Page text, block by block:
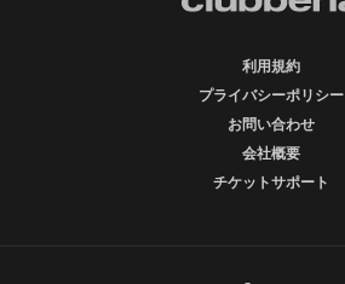
利用規約
プライバシーポリシー
お問い合わせ
会社概要
チケットサポート